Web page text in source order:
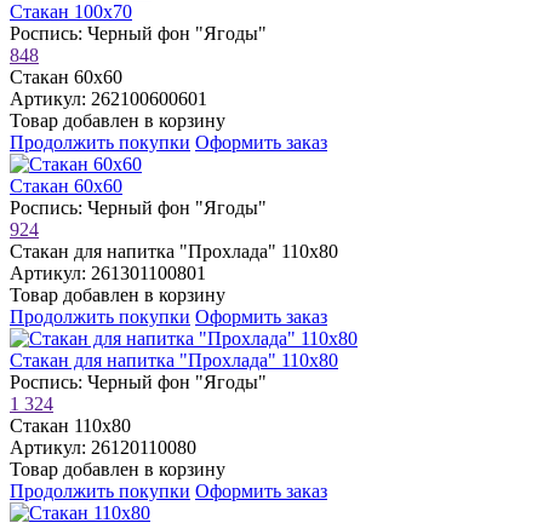
Стакан 100х70
Роспись: Черный фон "Ягоды"
848
Стакан 60х60
Артикул: 262100600601
Товар добавлен в корзину
Продолжить покупки Оформить заказ
Стакан 60х60
Роспись: Черный фон "Ягоды"
924
Стакан для напитка "Прохлада" 110х80
Артикул: 261301100801
Товар добавлен в корзину
Продолжить покупки Оформить заказ
Стакан для напитка "Прохлада" 110х80
Роспись: Черный фон "Ягоды"
1 324
Стакан 110х80
Артикул: 26120110080
Товар добавлен в корзину
Продолжить покупки Оформить заказ